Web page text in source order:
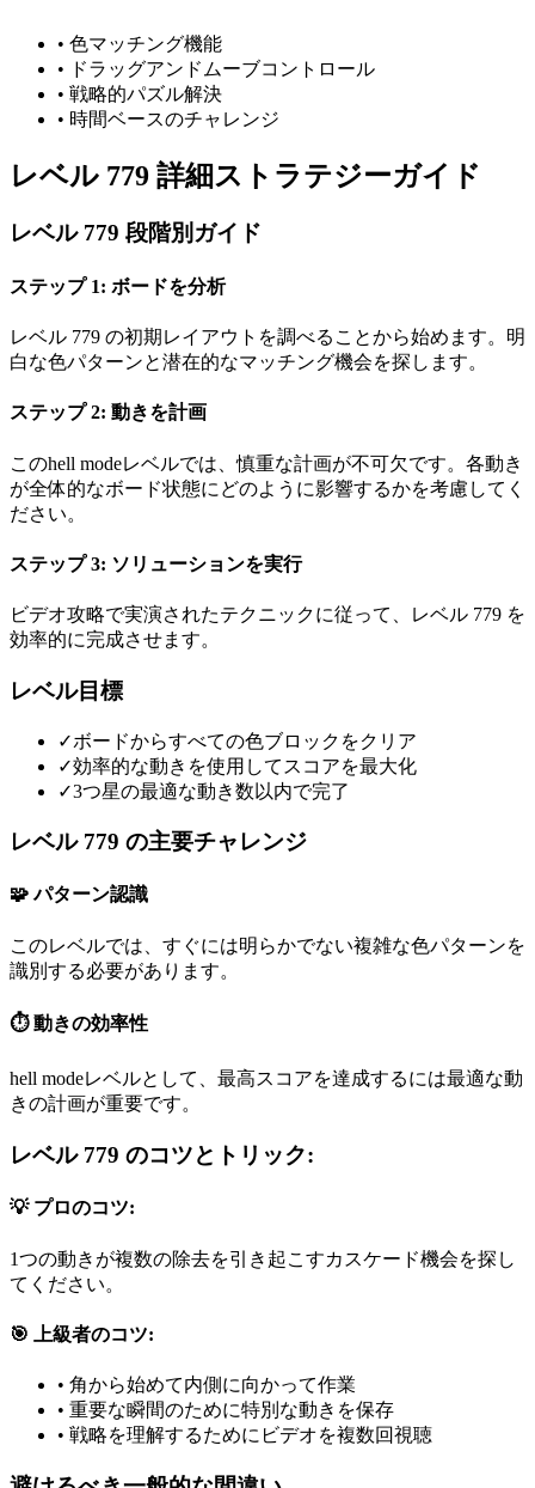
• 色マッチング機能
• ドラッグアンドムーブコントロール
• 戦略的パズル解決
• 時間ベースのチャレンジ
レベル 779 詳細ストラテジーガイド
レベル 779 段階別ガイド
ステップ 1: ボードを分析
レベル 779 の初期レイアウトを調べることから始めます。明
白な色パターンと潜在的なマッチング機会を探します。
ステップ 2: 動きを計画
このhell modeレベルでは、慎重な計画が不可欠です。各動き
が全体的なボード状態にどのように影響するかを考慮してく
ださい。
ステップ 3: ソリューションを実行
ビデオ攻略で実演されたテクニックに従って、レベル 779 を
効率的に完成させます。
レベル目標
✓ボードからすべての色ブロックをクリア
✓効率的な動きを使用してスコアを最大化
✓3つ星の最適な動き数以内で完了
レベル 779 の主要チャレンジ
🧩 パターン認識
このレベルでは、すぐには明らかでない複雑な色パターンを
識別する必要があります。
⏱️ 動きの効率性
hell modeレベルとして、最高スコアを達成するには最適な動
きの計画が重要です。
レベル 779 のコツとトリック:
💡 プロのコツ:
1つの動きが複数の除去を引き起こすカスケード機会を探し
てください。
🎯 上級者のコツ:
• 角から始めて内側に向かって作業
• 重要な瞬間のために特別な動きを保存
• 戦略を理解するためにビデオを複数回視聴